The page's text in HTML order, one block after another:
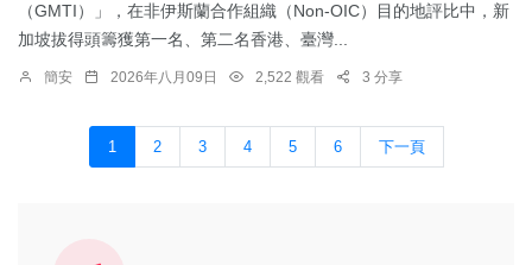
（GMTI）」，在非伊斯蘭合作組織（Non-OIC）目的地評比中，新
加坡拔得頭籌獲第一名、第二名香港、臺灣...
簡安 2026年八月09日 2,522 觀看 3 分享
1 2 3 4 5 6 下一頁